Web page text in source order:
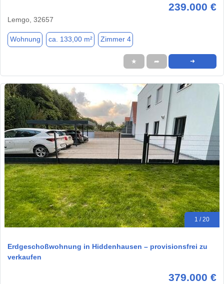
239.000 €
Lemgo, 32657
Wohnung ca. 133,00 m² Zimmer 4
★ ➦ ➜
1 / 20
Erdgeschoßwohnung in Hiddenhausen – provisionsfrei zu
verkaufen
379.000 €